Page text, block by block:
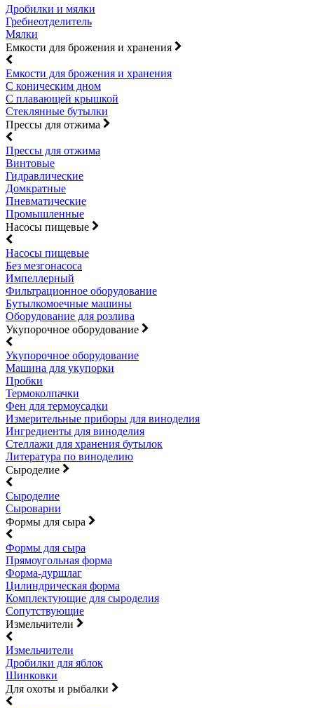
Дробилки и мялки
Гребнеотделитель
Мялки
Емкости для брожения и хранения
Емкости для брожения и хранения
С коническим дном
С плавающей крышкой
Стеклянные бутылки
Прессы для отжима
Прессы для отжима
Винтовые
Гидравлические
Домкратные
Пневматические
Промышленные
Насосы пищевые
Насосы пищевые
Без мезгонасоса
Импеллерный
Фильтрационное оборудование
Бутылкомоечные машины
Оборудование для розлива
Укупорочное оборудование
Укупорочное оборудование
Машина для укупорки
Пробки
Термоколпачки
Фен для термоусадки
Измерительные приборы для виноделия
Ингредиенты для виноделия
Стеллажи для хранения бутылок
Литература по виноделию
Сыроделие
Сыроделие
Сыроварни
Формы для сыра
Формы для сыра
Прямоугольная форма
Форма-дуршлаг
Цилиндрическая форма
Комплектующие для сыроделия
Сопутствующие
Измельчители
Измельчители
Дробилки для яблок
Шинковки
Для охоты и рыбалки